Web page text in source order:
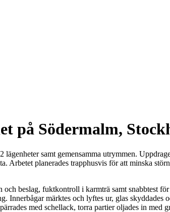
på Södermalm,
samt gemensamma utrymmen.
Arbetet planerades trapphusvis för att minska
beslag, fuktkontroll i karmträ samt snabbtest
märktes och lyftes ur, glas
med schellack, torra partier oljades in